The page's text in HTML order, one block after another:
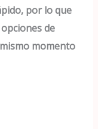
por lo que
de
momento